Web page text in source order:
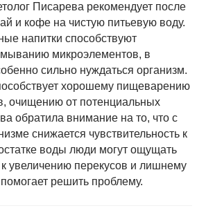
Писарева рекомендует после
и кофе на чистую питьевую воду.
напитки способствуют
микроэлементов, в
сильно нуждаться организм.
хорошему пищеварению
очищению от потенциальных
обратила внимание на то, что с
снижается чувствительность к
воды люди могут ощущать
к увеличению перекусов и лишнему
решить проблему.